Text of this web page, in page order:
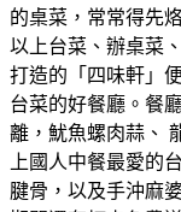
的桌菜，常常得先
以上台菜、辦桌菜
打造的「四味軒」
台菜的好餐廳。餐
離，魷魚螺肉蒜、
上國人中餐最愛的
腱骨，以及手沖麻